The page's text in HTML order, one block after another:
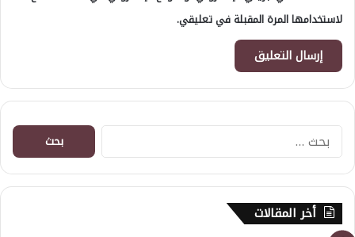
لاستخدامها المرة المقبلة في تعليقي.
البحث
عن:
أخر المقالات